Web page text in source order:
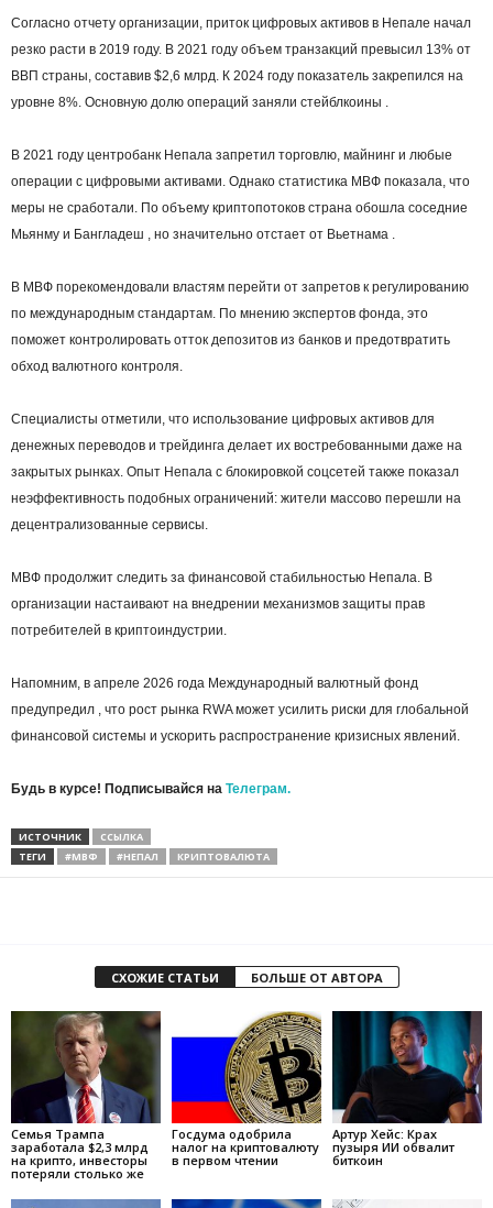
Согласно отчету организации, приток цифровых активов в Непале начал
резко расти в 2019 году. В 2021 году объем транзакций превысил 13% от
ВВП страны, составив $2,6 млрд. К 2024 году показатель закрепился на
уровне 8%. Основную долю операций заняли стейблкоины .
В 2021 году центробанк Непала запретил торговлю, майнинг и любые
операции с цифровыми активами. Однако статистика МВФ показала, что
меры не сработали. По объему криптопотоков страна обошла соседние
Мьянму и Бангладеш , но значительно отстает от Вьетнама .
В МВФ порекомендовали властям перейти от запретов к регулированию
по международным стандартам. По мнению экспертов фонда, это
поможет контролировать отток депозитов из банков и предотвратить
обход валютного контроля.
Специалисты отметили, что использование цифровых активов для
денежных переводов и трейдинга делает их востребованными даже на
закрытых рынках. Опыт Непала с блокировкой соцсетей также показал
неэффективность подобных ограничений: жители массово перешли на
децентрализованные сервисы.
МВФ продолжит следить за финансовой стабильностью Непала. В
организации настаивают на внедрении механизмов защиты прав
потребителей в криптоиндустрии.
Напомним, в апреле 2026 года Международный валютный фонд
предупредил , что рост рынка RWA может усилить риски для глобальной
финансовой системы и ускорить распространение кризисных явлений.
Будь в курсе! Подписывайся на Телеграм.
ИСТОЧНИК
ССЫЛКА
ТЕГИ
#МВФ #НЕПАЛ КРИПТОВАЛЮТА
СХОЖИЕ СТАТЬИ БОЛЬШЕ ОТ АВТОРА
Семья Трампа
заработала $2,3 млрд
на крипто, инвесторы
потеряли столько же
Госдума одобрила
налог на криптовалюту
в первом чтении
Артур Хейс: Крах
пузыря ИИ обвалит
биткоин